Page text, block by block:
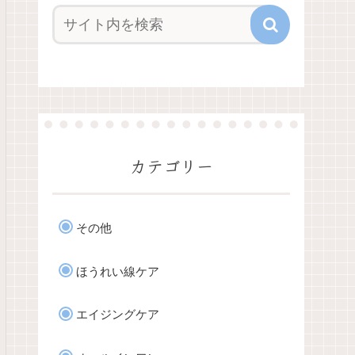
カテゴリー
その他
ほうれい線ケア
エイジングケア